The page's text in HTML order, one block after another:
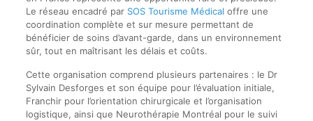
Le réseau encadré par SOS Tourisme Médical offre une
coordination complète et sur mesure permettant de
bénéficier de soins d’avant-garde, dans un environnement
sûr, tout en maîtrisant les délais et coûts.
Cette organisation comprend plusieurs partenaires : le Dr
Sylvain Desforges et son équipe pour l’évaluation initiale,
Franchir pour l’orientation chirurgicale et l’organisation
logistique, ainsi que Neurothérapie Montréal pour le suivi